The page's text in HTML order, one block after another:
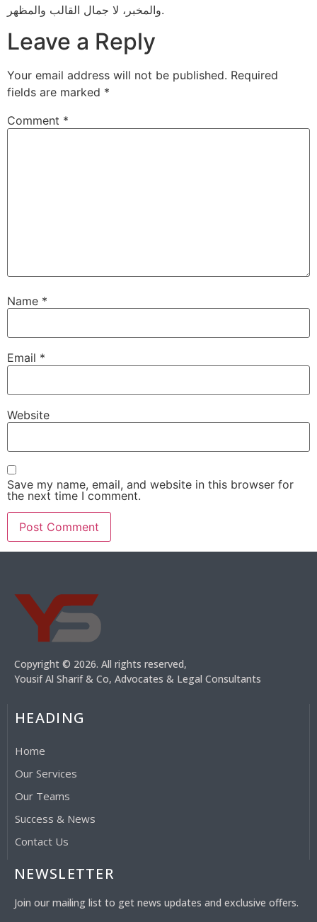
والمخبر، لا جمال القالب والمظهر.
Leave a Reply
Your email address will not be published. Required
fields are marked *
Comment *
Name *
Email *
Website
Save my name, email, and website in this browser for
the next time I comment.
Copyright © 2026. All rights reserved,
Yousif Al Sharif & Co, Advocates & Legal Consultants
HEADING
Home
Our Services
Our Teams
Success & News
Contact Us
NEWSLETTER
Join our mailing list to get news updates and exclusive offers.